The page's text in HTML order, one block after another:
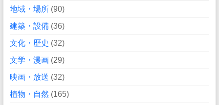
地域・場所(90)
建築・設備(36)
文化・歴史 (32)
文学・漫画(29)
映画・放送 (32)
植物・自然 (165)